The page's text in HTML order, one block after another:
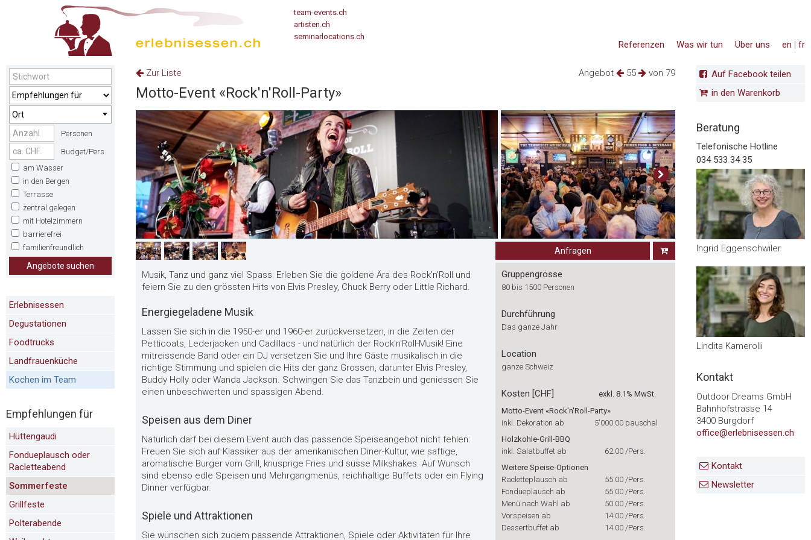
team-events.ch
artisten.ch
seminarlocations.ch
en | fr
Über uns
Was wir tun
Referenzen
Ort
Personen
Budget/Pers.
am Wasser
in den Bergen
Terrasse
zentral gelegen
mit Hotelzimmern
barrierefrei
familienfreundlich
Angebote suchen
Erlebnisessen
Degustationen
Foodtrucks
Landfrauenküche
Kochen im Team
Empfehlungen für
Hüttengaudi
Fondueplausch oder
Racletteabend
Sommerfeste
Grillfeste
Polterabende
Angebot 55 von 79
Zur Liste
Motto-Event «Rock'n'Roll-Party»
Anfragen
Musik, Tanz und ganz viel Spass: Erleben Sie die goldene Ära des Rock’n’Roll und
feiern Sie zu den grössten Hits von Elvis Presley, Chuck Berry oder Little Richard.
Energiegeladene Musik
Lassen Sie sich in die 1950-er und 1960-er zurückversetzen, in die Zeiten der
Petticoats, Lederjacken und Cadillacs - und natürlich der Rock'n'Roll-Musik! Eine
mitreissende Band oder ein DJ versetzen Sie und Ihre Gäste musikalisch in die
richtige Stimmung und spielen die Hits der ganz Grossen, darunter Elvis Presley,
Buddy Holly oder Wanda Jackson. Schwingen Sie das Tanzbein und geniessen Sie
einen unbeschwerten und spassigen Abend.
Speisen aus dem Diner
Natürlich darf bei diesem Event auch das passende Speiseangebot nicht fehlen:
Freuen Sie sich auf Klassiker aus der amerikanischen Diner-Kultur, wie saftige,
aromatische Burger vom Grill, knusprige Fries und süsse Milkshakes. Auf Wunsch
sind ebenso edle Speisen und Mehrgangmenüs, reichhaltige Buffets oder ein Flying
Dinner verfügbar.
Spiele und Attraktionen
Sie wünschen sich zudem passende Attraktionen, Spiele oder Aktivitäten für Ihre
Gruppengrösse
80 bis 1500 Personen
Durchführung
Das ganze Jahr
Location
ganze Schweiz
Kosten [CHF]
exkl. 8.1% MwSt.
Motto-Event «Rock'n'Roll-Party»
inkl. Dekoration ab
5'000.00 pauschal
Holzkohle-Grill-BBQ
inkl. Salatbuffet ab
62.00 /Pers.
Weitere Speise-Optionen
Racletteplausch ab
55.00 /Pers.
Fondueplausch ab
55.00 /Pers.
Menü nach Wahl ab
50.00 /Pers.
Vorspeisen ab
14.00 /Pers.
Dessertbuffet ab
14.00 /Pers.
Auf Facebook teilen
in den Warenkorb
Beratung
Telefonische Hotline
034 533 34 35
Ingrid Eggenschwiler
Lindita Kamerolli
Kontakt
Outdoor Dreams GmbH
Bahnhofstrasse 14
3400 Burgdorf
office@erlebnisessen.ch
Kontakt
Newsletter